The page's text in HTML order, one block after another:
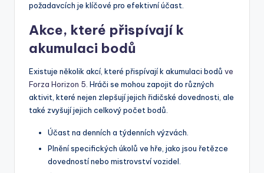
požadavcích je klíčové pro efektivní účast.
Akce, které přispívají k
akumulaci bodů
Existuje několik akcí, které přispívají k akumulaci bodů ve
Forza Horizon 5. Hráči se mohou zapojit do různých
aktivit, které nejen zlepšují jejich řidičské dovednosti, ale
také zvyšují jejich celkový počet bodů.
Účast na denních a týdenních výzvách.
Plnění specifických úkolů ve hře, jako jsou řetězce
dovedností nebo mistrovství vozidel.